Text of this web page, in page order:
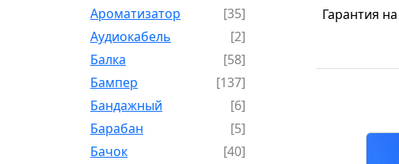
Ароматизатор
[35]
Аудиокабель
[2]
Балка
[58]
Бампер
[137]
Бандажный
[6]
Барабан
[5]
Бачок
[40]
Гарантия